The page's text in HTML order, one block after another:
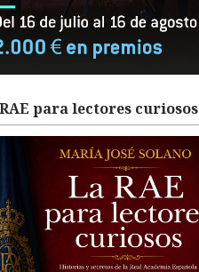
para lectores curiosos